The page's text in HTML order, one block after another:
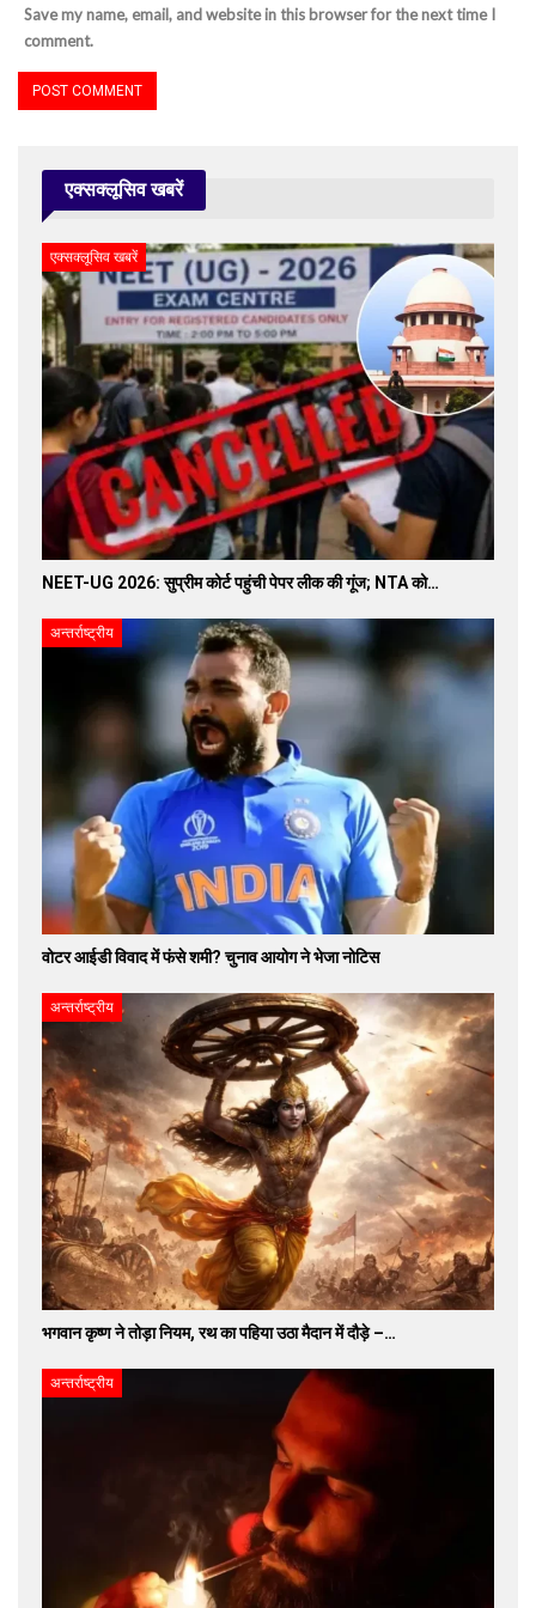
Save my name, email, and website in this browser for the next time I
comment.
एक्सक्लूसिव खबरें
एक्सक्लूसिव खबरें
NEET-UG 2026: सुप्रीम कोर्ट पहुंची पेपर लीक की गूंज; NTA को…
अन्तर्राष्ट्रीय
वोटर आईडी विवाद में फंसे शमी? चुनाव आयोग ने भेजा नोटिस
अन्तर्राष्ट्रीय
भगवान कृष्ण ने तोड़ा नियम, रथ का पहिया उठा मैदान में दौड़े –…
अन्तर्राष्ट्रीय